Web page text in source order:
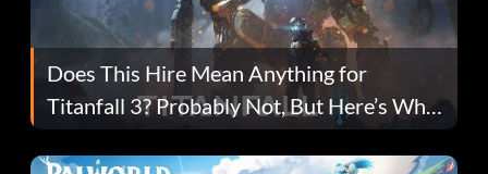
Does This Hire Mean Anything for
Titanfall 3? Probably Not, But Here’s Why
Fans Are Hopeful